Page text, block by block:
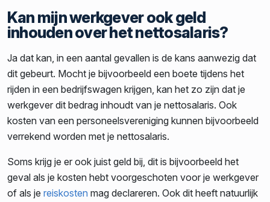
Kan mijn werkgever ook geld
inhouden over het nettosalaris?
Ja dat kan, in een aantal gevallen is de kans aanwezig dat
dit gebeurt. Mocht je bijvoorbeeld een boete tijdens het
rijden in een bedrijfswagen krijgen, kan het zo zijn dat je
werkgever dit bedrag inhoudt van je nettosalaris. Ook
kosten van een personeelsvereniging kunnen bijvoorbeeld
verrekend worden met je nettosalaris.
Soms krijg je er ook juist geld bij, dit is bijvoorbeeld het
geval als je kosten hebt voorgeschoten voor je werkgever
of als je reiskosten mag declareren. Ook dit heeft natuurlijk